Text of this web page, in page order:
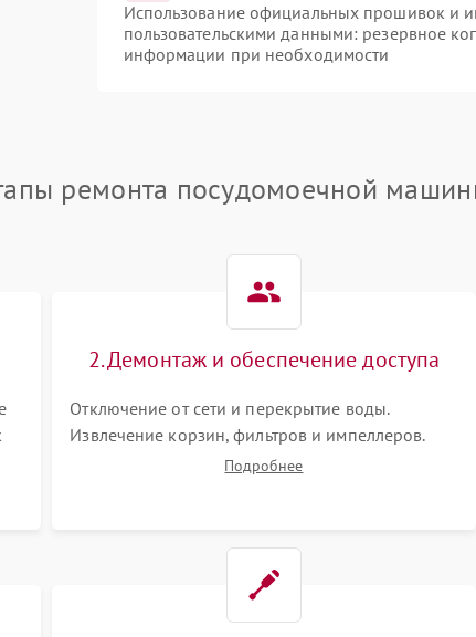
Использование официальных прошивок и
пользовательскими данными: резервное
информации при необходимости
ремонта посудомоечной
2. Демонтаж и обеспечение доступа
Отключение от сети и перекрытие воды.
Извлечение корзин, фильтров и импеллеров.
Снятие боковых стенок, фасада дверцы или
Подробнее